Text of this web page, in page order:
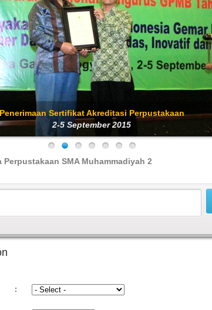
Penerimaan Sertifikat Akreditasi Perpustakaan
2-5 September 2015
Perpustakaan SMA Muhammadiyah 2
: